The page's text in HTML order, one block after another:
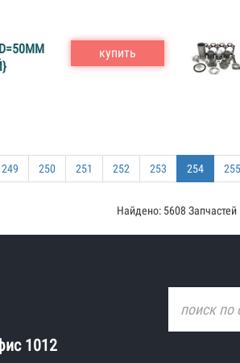
купить
249 250 251 252 253 254 255
Найдено: 5608 Запчастей
1012